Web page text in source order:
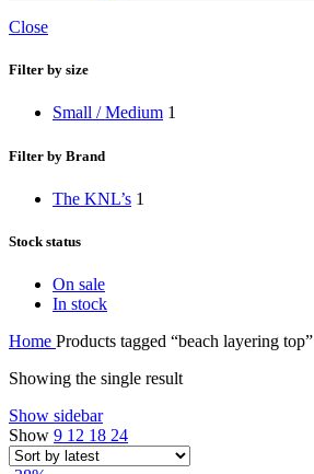
Close
Filter by size
Small / Medium 1
Filter by Brand
The KNL’s 1
Stock status
On sale
In stock
Home Products tagged “beach layering top”
Showing the single result
Show sidebar
Show 9 12 18 24